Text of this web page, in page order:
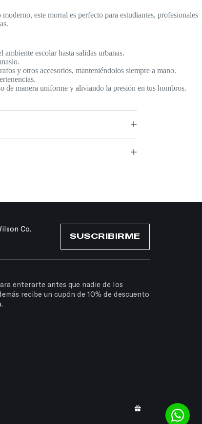
este morral es perfecto para estudiantes, profesionales
escolar hasta salidas urbanas.
y otros accesorios, manteniéndolos siempre a mano.
de manera uniforme y aliviando la presión en tus hombros.
Co.
SUSCRIBIRME
enterarte antes que nadie de los
recibe un cupón de 10% de descuento